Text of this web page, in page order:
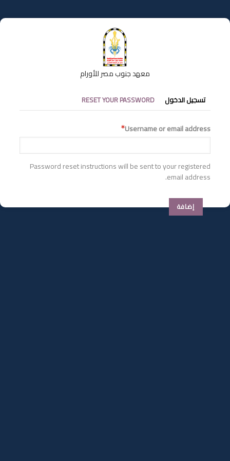
إلى
المحتوى
معهد جنوب مصر للأورام
التبويبات
الأساسية
تسجيل الدخول RESET YOUR PASSWORD
Username or email address
Password reset instructions will be sent to your registered
email address.